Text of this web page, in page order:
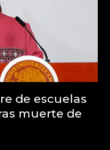
de escuelas
muerte de